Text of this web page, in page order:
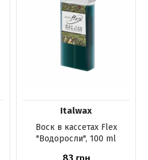
Italwax
Воск в кассетах Flex
"Водоросли", 100 ml